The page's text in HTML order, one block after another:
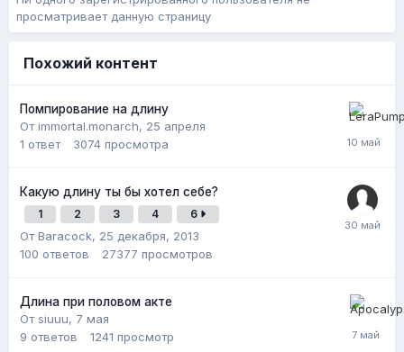
просматривает данную страницу
Похожий контент
Помпирование на длину
От immortal.monarch, 25 апреля
1 ответ 3074 просмотра
Какую длину ты бы хотел себе?
1 2 3 4 6
От Baracock, 25 декабря, 2013
100 ответов 27377 просмотров
Длина при половом акте
От siuuu, 7 мая
9 ответов 1241 просмотр